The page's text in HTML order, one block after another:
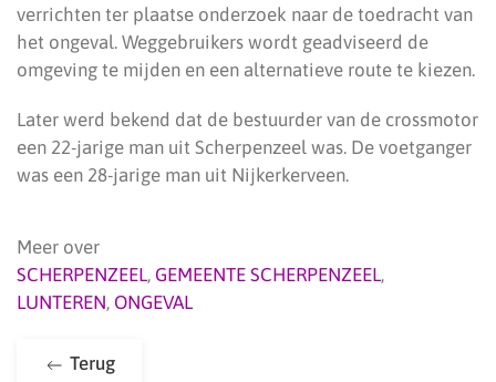
verrichten ter plaatse onderzoek naar de toedracht van
het ongeval. Weggebruikers wordt geadviseerd de
omgeving te mijden en een alternatieve route te kiezen.
Later werd bekend dat de bestuurder van de crossmotor
een 22-jarige man uit Scherpenzeel was. De voetganger
was een 28-jarige man uit Nijkerkerveen.
Meer over
SCHERPENZEEL, GEMEENTE SCHERPENZEEL,
LUNTEREN, ONGEVAL
Terug